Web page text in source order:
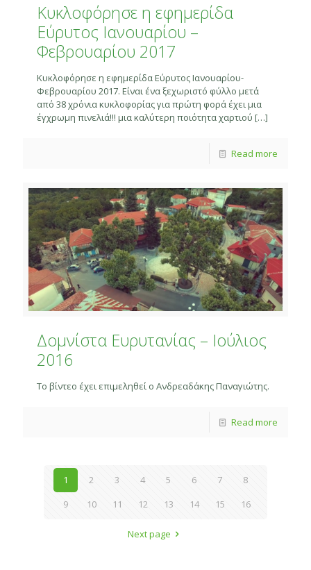
Κυκλοφόρησε η εφημερίδα
Εύρυτος Ιανουαρίου –
Φεβρουαρίου 2017
Κυκλοφόρησε η εφημερίδα Εύρυτος Ιανουαρίου-
Φεβρουαρίου 2017. Είναι ένα ξεχωριστό φύλλο μετά
από 38 χρόνια κυκλοφορίας για πρώτη φορά έχει μια
έγχρωμη πινελιά!!! μια καλύτερη ποιότητα χαρτιού […]
Read more
Δομνίστα Ευρυτανίας – Ιούλιος
2016
Το βίντεο έχει επιμεληθεί ο Ανδρεαδάκης Παναγιώτης.
Read more
1 2 3 4 5 6 7
8
9
10 11 12 13 14 15 16
Next page